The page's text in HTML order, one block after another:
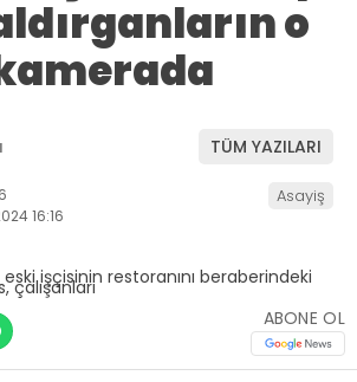
o
TÜM YAZILARI
16:16
Asayiş
ABONE OL